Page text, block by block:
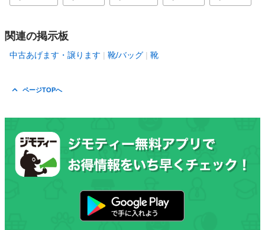
関連の掲示板
中古あげます・譲ります 靴/バッグ 靴
ページTOPへ